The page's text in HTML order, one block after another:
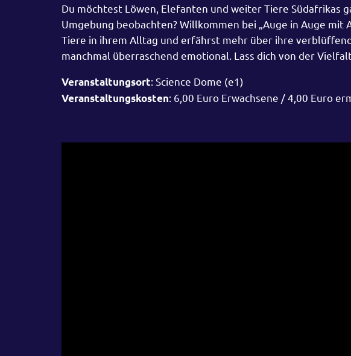
Du möchtest Löwen, Elefanten und weiter Tiere Südafrikas
Umgebung beobachten? Willkommen bei „Auge in Auge
Tiere in ihrem Alltag und erfährst mehr über ihre
manchmal überraschend emotional. Lass dich von der
Veranstaltungsort: Science Dome (e1)
Veranstaltungskosten: 6,00 Euro Erwachsene / 4,00 Euro